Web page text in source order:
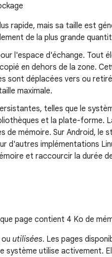
rapide, mais sa taille est
de la plus grande
l'espace d'échange. Tout
en dehors de la zone.
sont déplacées vers ou
maximale.
telles que le
et la plate-forme.
de mémoire. Sur Android, le
d'autres implémentations
et raccourcir la durée
page contient 4 Ko de
ou utilisées. Les pages
système utilise activement.